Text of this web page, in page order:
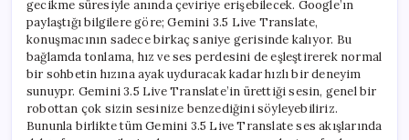
gecikme süresiyle anında çeviriye erişebilecek. Google’ın
paylaştığı bilgilere göre; Gemini 3.5 Live Translate,
konuşmacının sadece birkaç saniye gerisinde kalıyor. Bu
bağlamda tonlama, hız ve ses perdesini de eşleştirerek normal
bir sohbetin hızına ayak uyduracak kadar hızlı bir deneyim
sunuypr. Gemini 3.5 Live Translate’in ürettiği sesin, genel bir
robottan çok sizin sesinize benzediğini söyleyebiliriz.
Bununla birlikte tüm Gemini 3.5 Live Translate ses akışlarında